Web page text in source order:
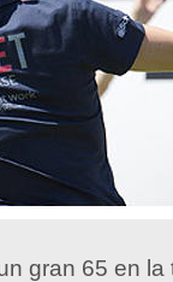
gran 65 en la